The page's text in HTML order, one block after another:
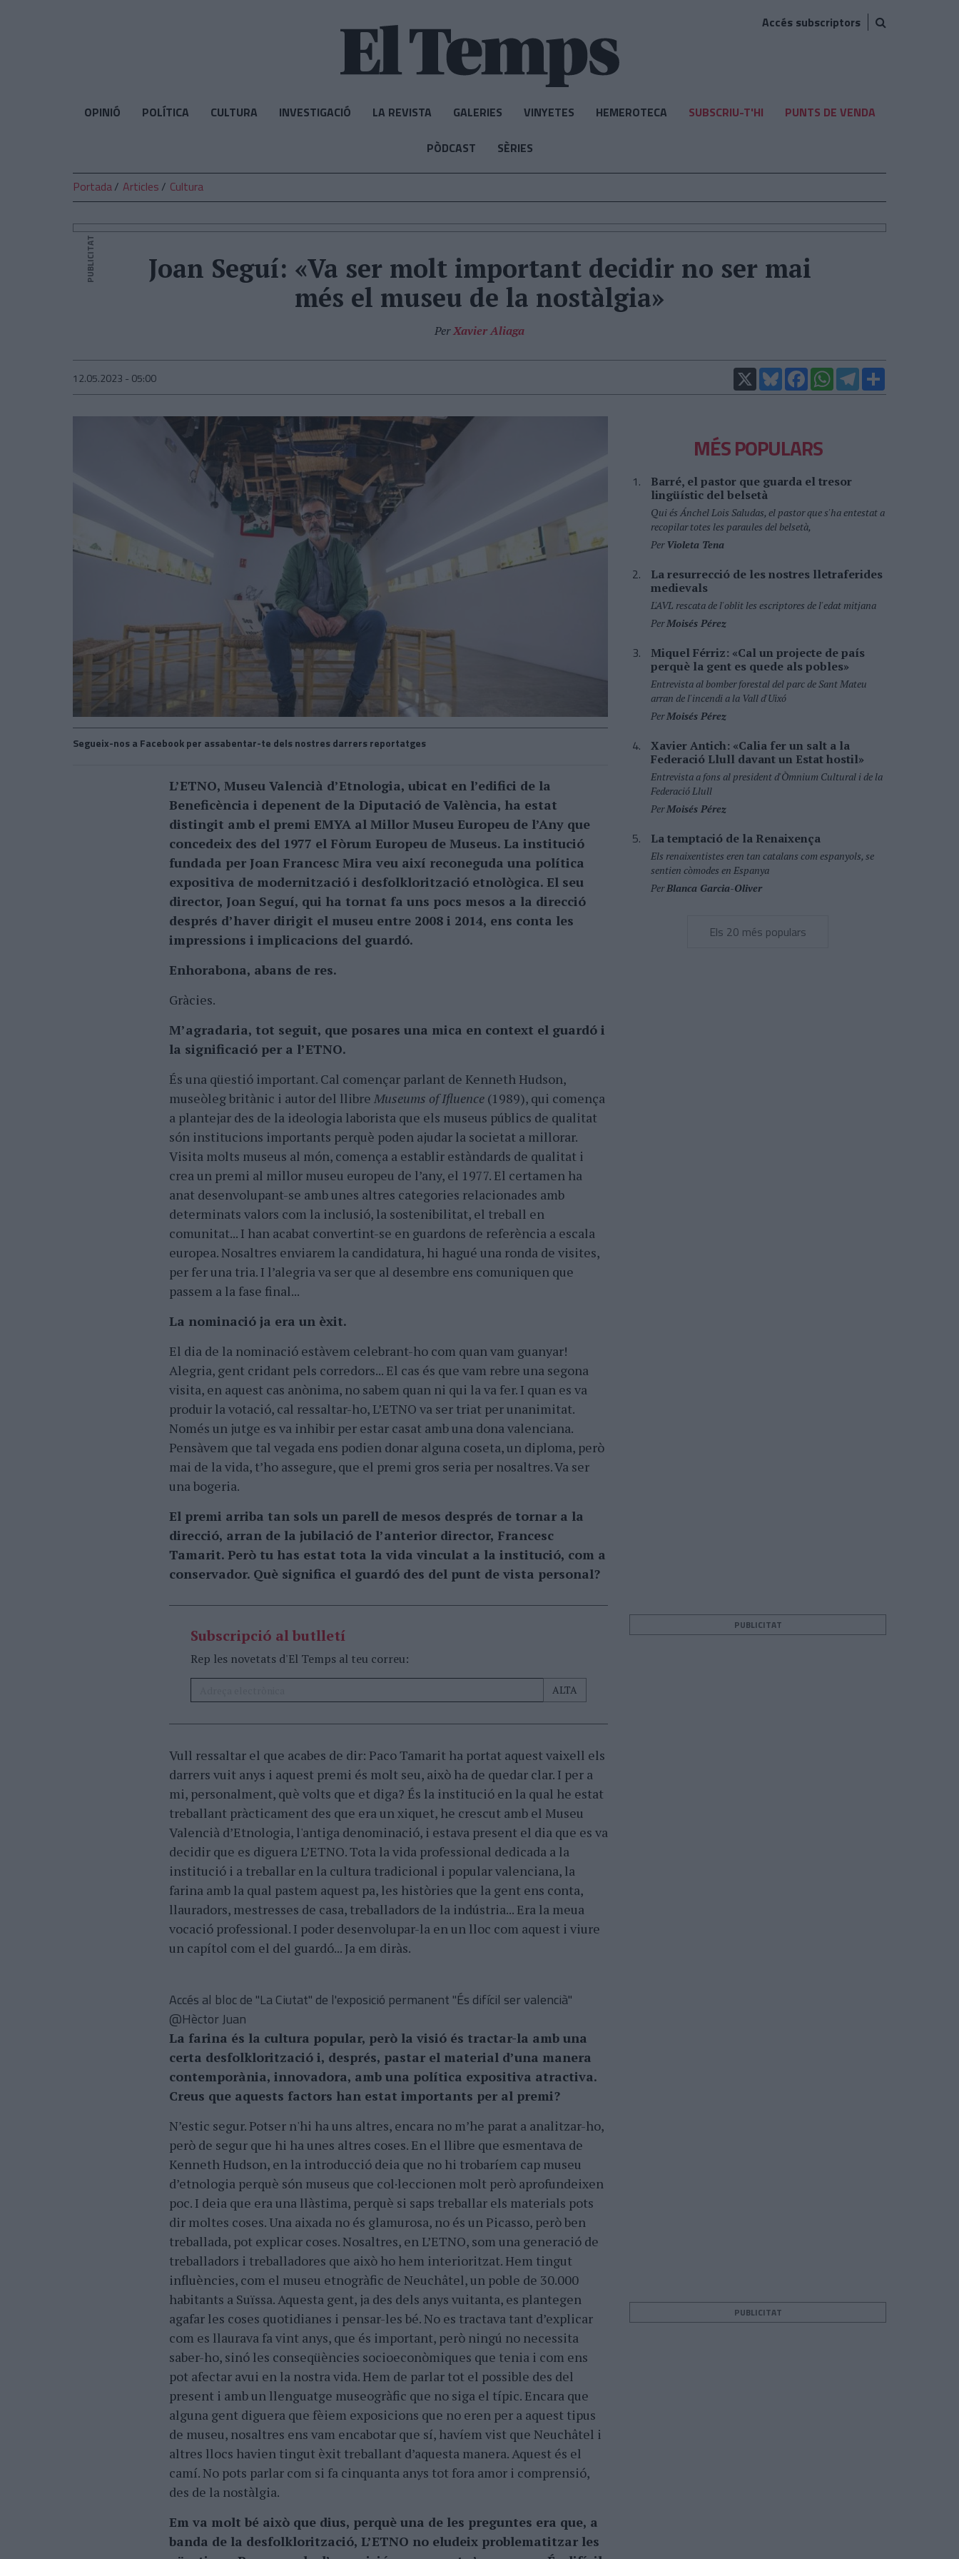
Accés subscriptors
OPINIÓ POLÍTICA CULTURA INVESTIGACIÓ LA REVISTA GALERIES VINYETES HEMEROTECA SUBSCRIU-T'HI PUNTS DE VENDA
PÒDCAST SÈRIES
Portada Articles Cultura
PUBLICITAT
Joan Seguí: «Va ser molt important decidir no ser mai
més el museu de la nostàlgia»
PerXavier Aliaga
12.05.2023 - 05:00 X BlueskyFacebookWhatsAppTelegram
Segueix-nos a Facebook per assabentar-te dels nostres darrers reportatges
L’ETNO, Museu Valencià d’Etnologia, ubicat en l’edifici de la
Beneficència i depenent de la Diputació de València, ha estat
distingit amb el premi EMYA al Millor Museu Europeu de l’Any que
concedeix des del 1977 el Fòrum Europeu de Museus. La institució
fundada per Joan Francesc Mira veu així reconeguda una política
expositiva de modernització i desfolklorització etnològica. El seu
director, Joan Seguí, qui ha tornat fa uns pocs mesos a la direcció
després d’haver dirigit el museu entre 2008 i 2014, ens conta les
impressions i implicacions del guardó.
Enhorabona, abans de res.
Gràcies.
M’agradaria, tot seguit, que posares una mica en context el guardó i
la significació per a l’ETNO.
És una qüestió important. Cal començar parlant de Kenneth Hudson,
museòleg britànic i autor del llibre Museums of Ifluence (1989), qui comença
a plantejar des de la ideologia laborista que els museus públics de qualitat
són institucions importants perquè poden ajudar la societat a millorar.
Visita molts museus al món, comença a establir estàndards de qualitat i
crea un premi al millor museu europeu de l’any, el 1977. El certamen ha
anat desenvolupant-se amb unes altres categories relacionades amb
determinats valors com la inclusió, la sostenibilitat, el treball en
comunitat... I han acabat convertint-se en guardons de referència a escala
europea. Nosaltres enviarem la candidatura, hi hagué una ronda de visites,
per fer una tria. I l’alegria va ser que al desembre ens comuniquen que
passem a la fase final...
La nominació ja era un èxit.
El dia de la nominació estàvem celebrant-ho com quan vam guanyar!
Alegria, gent cridant pels corredors... El cas és que vam rebre una segona
visita, en aquest cas anònima, no sabem quan ni qui la va fer. I quan es va
produir la votació, cal ressaltar-ho, L’ETNO va ser triat per unanimitat.
Només un jutge es va inhibir per estar casat amb una dona valenciana.
Pensàvem que tal vegada ens podien donar alguna coseta, un diploma, però
mai de la vida, t’ho assegure, que el premi gros seria per nosaltres. Va ser
una bogeria.
El premi arriba tan sols un parell de mesos després de tornar a la
direcció, arran de la jubilació de l’anterior director, Francesc
Tamarit. Però tu has estat tota la vida vinculat a la institució, com a
conservador. Què significa el guardó des del punt de vista personal?
Subscripció al butlletí
Rep les novetats d'El Temps al teu correu:
Vull ressaltar el que acabes de dir: Paco Tamarit ha portat aquest vaixell els
darrers vuit anys i aquest premi és molt seu, això ha de quedar clar. I per a
mi, personalment, què volts que et diga? És la institució en la qual he estat
treballant pràcticament des que era un xiquet, he crescut amb el Museu
Valencià d’Etnologia, l'antiga denominació, i estava present el dia que es va
decidir que es diguera L’ETNO. Tota la vida professional dedicada a la
institució i a treballar en la cultura tradicional i popular valenciana, la
farina amb la qual pastem aquest pa, les històries que la gent ens conta,
llauradors, mestresses de casa, treballadors de la indústria... Era la meua
vocació professional. I poder desenvolupar-la en un lloc com aquest i viure
un capítol com el del guardó... Ja em diràs.
Accés al bloc de "La Ciutat" de l'exposició permanent "És difícil ser valencià"
@Hèctor Juan
La farina és la cultura popular, però la visió és tractar-la amb una
certa desfolklorització i, després, pastar el material d’una manera
contemporània, innovadora, amb una política expositiva atractiva.
Creus que aquests factors han estat importants per al premi?
N’estic segur. Potser n'hi ha uns altres, encara no m’he parat a analitzar-ho,
però de segur que hi ha unes altres coses. En el llibre que esmentava de
Kenneth Hudson, en la introducció deia que no hi trobaríem cap museu
d’etnologia perquè són museus que col·leccionen molt però aprofundeixen
poc. I deia que era una llàstima, perquè si saps treballar els materials pots
dir moltes coses. Una aixada no és glamurosa, no és un Picasso, però ben
treballada, pot explicar coses. Nosaltres, en L’ETNO, som una generació de
treballadors i treballadores que això ho hem interioritzat. Hem tingut
influències, com el museu etnogràfic de Neuchâtel, un poble de 30.000
habitants a Suïssa. Aquesta gent, ja des dels anys vuitanta, es plantegen
agafar les coses quotidianes i pensar-les bé. No es tractava tant d’explicar
com es llaurava fa vint anys, que és important, però ningú no necessita
saber-ho, sinó les conseqüències socioeconòmiques que tenia i com ens
pot afectar avui en la nostra vida. Hem de parlar tot el possible des del
present i amb un llenguatge museogràfic que no siga el típic. Encara que
alguna gent diguera que fèiem exposicions que no eren per a aquest tipus
de museu, nosaltres ens vam encabotar que sí, havíem vist que Neuchâtel i
altres llocs havien tingut èxit treballant d’aquesta manera. Aquest és el
camí. No pots parlar com si fa cinquanta anys tot fora amor i comprensió,
des de la nostàlgia.
Em va molt bé això que dius, perquè una de les preguntes era que, a
banda de la desfolklorització, L’ETNO no eludeix problematitzar les
MÉS POPULARS
Barré, el pastor que guarda el tresor
lingüístic del belsetà
Qui és Ánchel Lois Saludas, el pastor que s'ha entestat a
recopilar totes les paraules del belsetà,
PerVioleta Tena
La resurrecció de les nostres lletraferides
medievals
L'AVL rescata de l'oblit les escriptores de l'edat mitjana
PerMoisés Pérez
Miquel Férriz: «Cal un projecte de país
perquè la gent es quede als pobles»
Entrevista al bomber forestal del parc de Sant Mateu
arran de l'incendi a la Vall d'Uixó
PerMoisés Pérez
Xavier Antich: «Calia fer un salt a la
Federació Llull davant un Estat hostil»
Entrevista a fons al president d'Òmnium Cultural i de la
Federació Llull
PerMoisés Pérez
La temptació de la Renaixença
Els renaixentistes eren tan catalans com espanyols, se
sentien còmodes en Espanya
PerBlanca Garcia-Oliver
Els 20 més populars
PUBLICITAT
PUBLICITAT